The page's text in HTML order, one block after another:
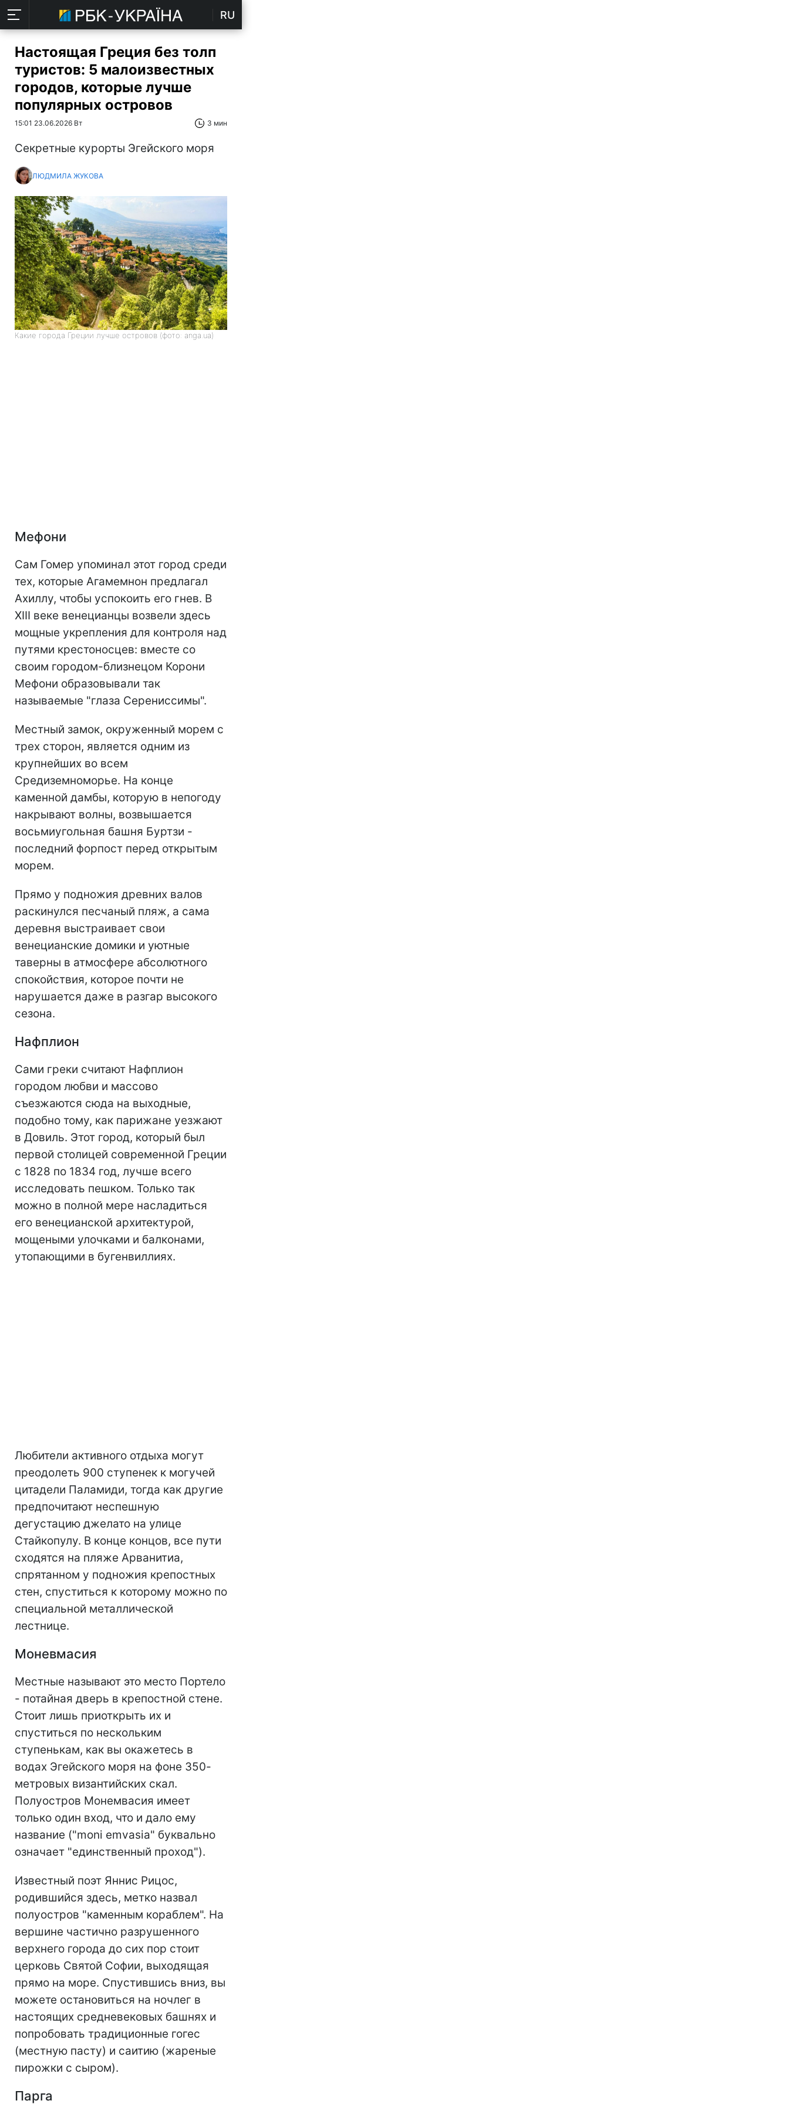
RU
Настоящая Греция без толп
туристов: 5 малоизвестных
городов, которые лучше
популярных островов
15:01 23.06.2026 Вт 3 мин
Секретные курорты Эгейского моря
ЛЮДМИЛА ЖУКОВА
Какие города Греции лучше островов (фото: anga.ua)
Мефони
Сам Гомер упоминал этот город среди
тех, которые Агамемнон предлагал
Ахиллу, чтобы успокоить его гнев. В
XIII веке венецианцы возвели здесь
мощные укрепления для контроля над
путями крестоносцев: вместе со
своим городом-близнецом Корони
Мефони образовывали так
называемые "глаза Серениссимы".
Местный замок, окруженный морем с
трех сторон, является одним из
крупнейших во всем
Средиземноморье. На конце
каменной дамбы, которую в непогоду
накрывают волны, возвышается
восьмиугольная башня Буртзи -
последний форпост перед открытым
морем.
Прямо у подножия древних валов
раскинулся песчаный пляж, а сама
деревня выстраивает свои
венецианские домики и уютные
таверны в атмосфере абсолютного
спокойствия, которое почти не
нарушается даже в разгар высокого
сезона.
Нафплион
Сами греки считают Нафплион
городом любви и массово
съезжаются сюда на выходные,
подобно тому, как парижане уезжают
в Довиль. Этот город, который был
первой столицей современной Греции
с 1828 по 1834 год, лучше всего
исследовать пешком. Только так
можно в полной мере насладиться
его венецианской архитектурой,
мощеными улочками и балконами,
утопающими в бугенвиллиях.
Любители активного отдыха могут
преодолеть 900 ступенек к могучей
цитадели Паламиди, тогда как другие
предпочитают неспешную
дегустацию джелато на улице
Стайкопулу. В конце концов, все пути
сходятся на пляже Арванитиа,
спрятанном у подножия крепостных
стен, спуститься к которому можно по
специальной металлической
лестнице.
Моневмасия
Местные называют это место Портело
- потайная дверь в крепостной стене.
Стоит лишь приоткрыть их и
спуститься по нескольким
ступенькам, как вы окажетесь в
водах Эгейского моря на фоне 350-
метровых византийских скал.
Полуостров Монемвасия имеет
только один вход, что и дало ему
название ("moni emvasia" буквально
означает "единственный проход").
Известный поэт Яннис Рицос,
родившийся здесь, метко назвал
полуостров "каменным кораблем". На
вершине частично разрушенного
верхнего города до сих пор стоит
церковь Святой Софии, выходящая
прямо на море. Спустившись вниз, вы
можете остановиться на ночлег в
настоящих средневековых башнях и
попробовать традиционные гогес
(местную пасту) и саитию (жареные
пирожки с сыром).
Парга